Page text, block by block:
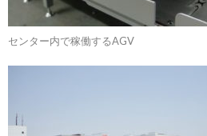
センター内で稼働するAGV